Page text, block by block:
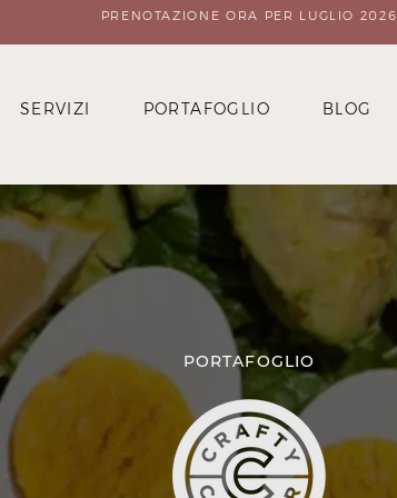
PRENOTAZIONE ORA PER LUGLIO 2026
SERVIZI PORTAFOGLIO BLOG
PORTAFOGLIO